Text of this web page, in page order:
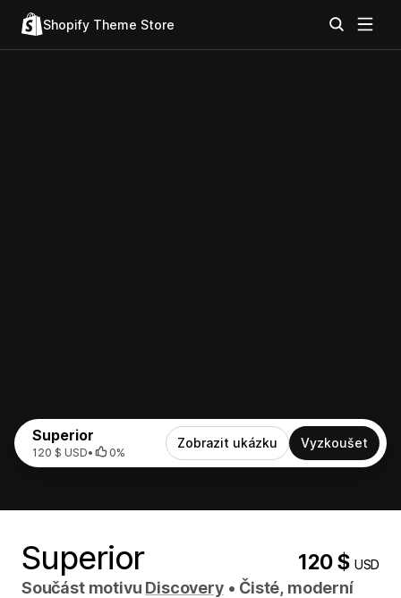
Shopify Theme Store
Superior
120 $ USD• 0%
Zobrazit ukázku Vyzkoušet
Superior 120 $USD
Součást motivu Discovery • Čisté, moderní